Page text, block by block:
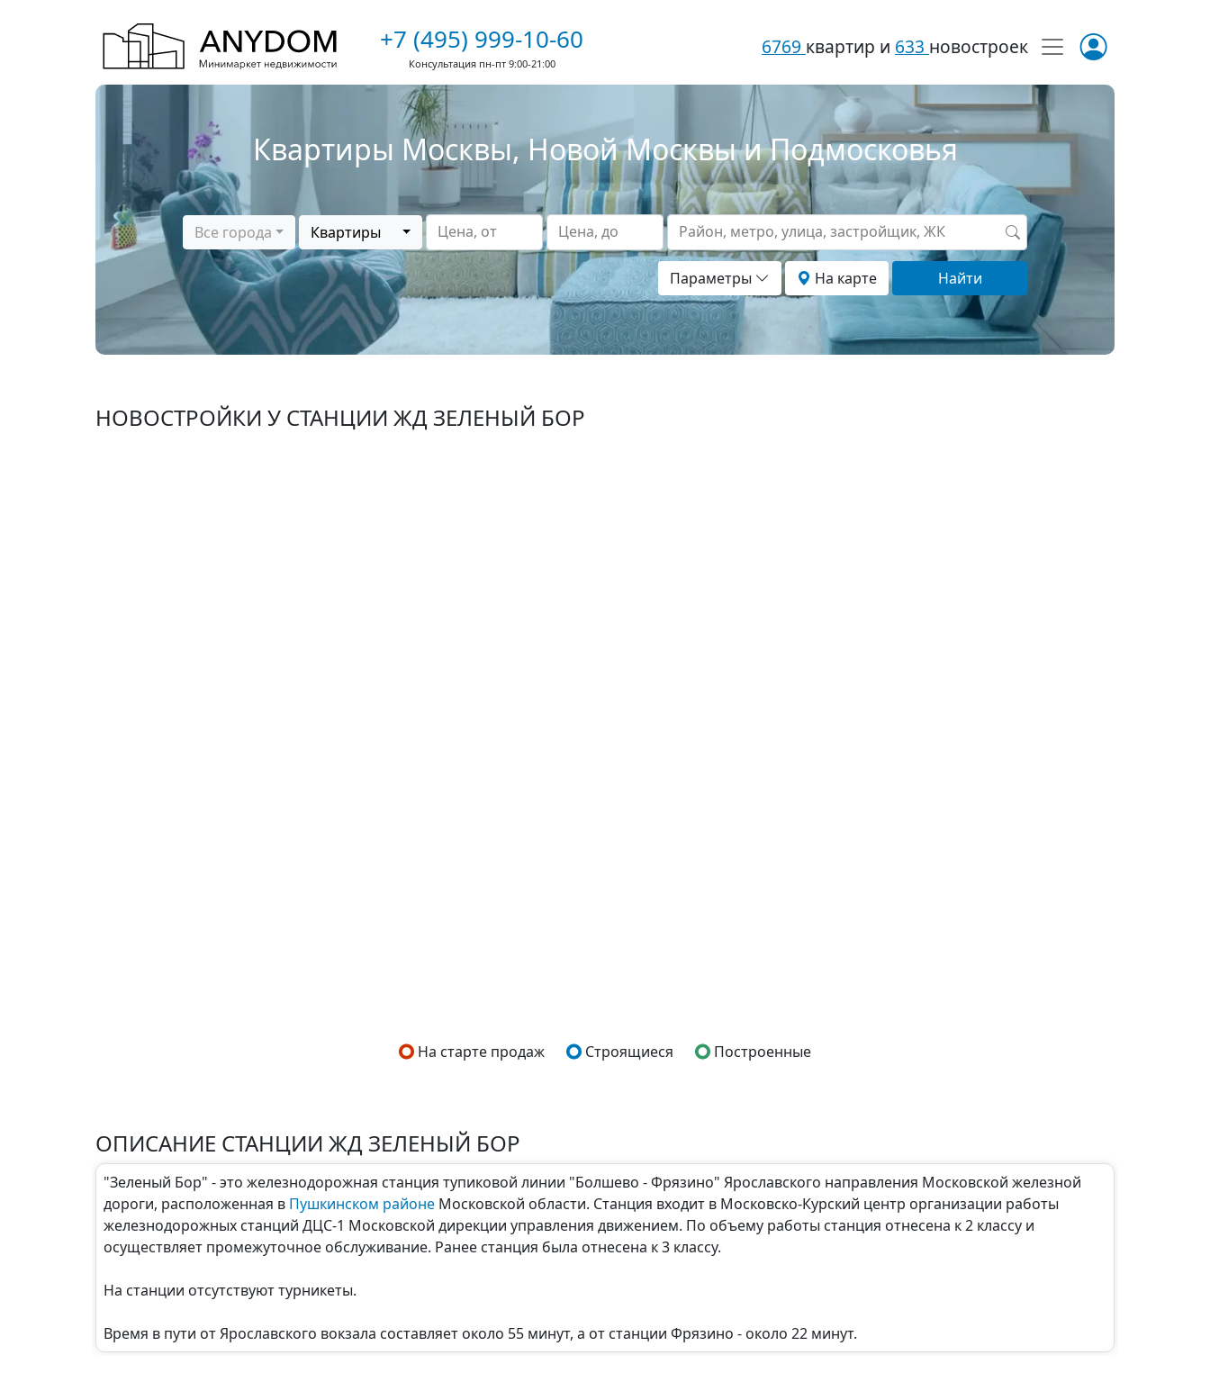
+7 (495) 999-10-60
Консультация пн-пт 9:00-21:00
6769 квартир и 633 новостроек
Квартиры Москвы, Новой Москвы и Подмосковья
Все города Квартиры Цена, от Цена, до Район, метро, улица, застройщик, ЖК
Параметры На карте Найти
НОВОСТРОЙКИ У СТАНЦИИ ЖД ЗЕЛЕНЫЙ БОР
На старте продаж Строящиеся Построенные
ОПИСАНИЕ СТАНЦИИ ЖД ЗЕЛЕНЫЙ БОР
"Зеленый Бор" - это железнодорожная станция тупиковой линии "Болшево - Фрязино" Ярославского направления Московской железной
дороги, расположенная в Пушкинском районе Московской области. Станция входит в Московско-Курский центр организации работы
железнодорожных станций ДЦС-1 Московской дирекции управления движением. По объему работы станция отнесена к 2 классу и
осуществляет промежуточное обслуживание. Ранее станция была отнесена к 3 классу.
На станции отсутствуют турникеты.
Время в пути от Ярославского вокзала составляет около 55 минут, а от станции Фрязино - около 22 минут.